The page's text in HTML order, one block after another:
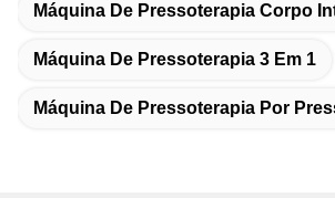
Máquina De Pressoterapia Corpo
Máquina De Pressoterapia 3 Em 1
Máquina De Pressoterapia Por